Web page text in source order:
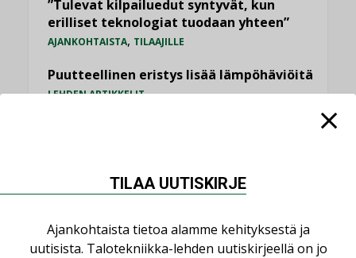
”Tulevat kilpailuedut syntyvät, kun
erilliset teknologiat tuodaan yhteen”
AJANKOHTAISTA, TILAAJILLE
Puutteellinen eristys lisää lämpöhäviöitä
LEHDEN ARTIKKELIT
TILAA UUTISKIRJE
Ajankohtaista tietoa alamme kehityksestä ja
uutisista. Talotekniikka-lehden uutiskirjeellä on jo